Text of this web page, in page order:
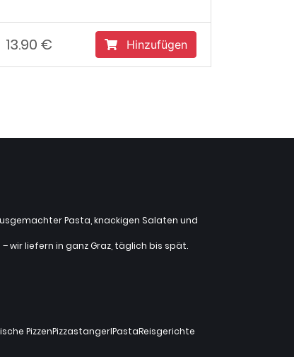
13.90 € Hinzufügen
Pasta, knackigen Salaten und
wir liefern in ganz Graz, täglich bis spät.
PizzenPizzastangerlPastaReisgerichte